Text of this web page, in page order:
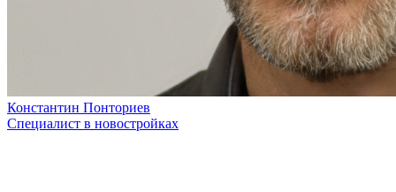
Константин Понториев
Специалист в новостройках